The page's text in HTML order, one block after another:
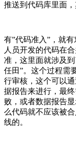
推送到代码库里面
有”代码准入”，就
人员开发的代码在
准，这里面就涉及
任田”。这个过程需
行审核，这个可以
据报告来进行，最
败，或者数据报告
么代码就不应该被
线的。